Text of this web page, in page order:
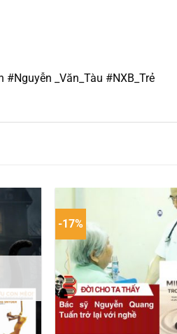
_Văn_Tàu #NXB_Trẻ
-17%